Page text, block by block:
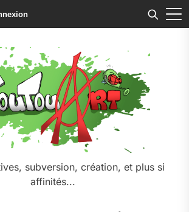
subversion, création, et plus si
affinités...